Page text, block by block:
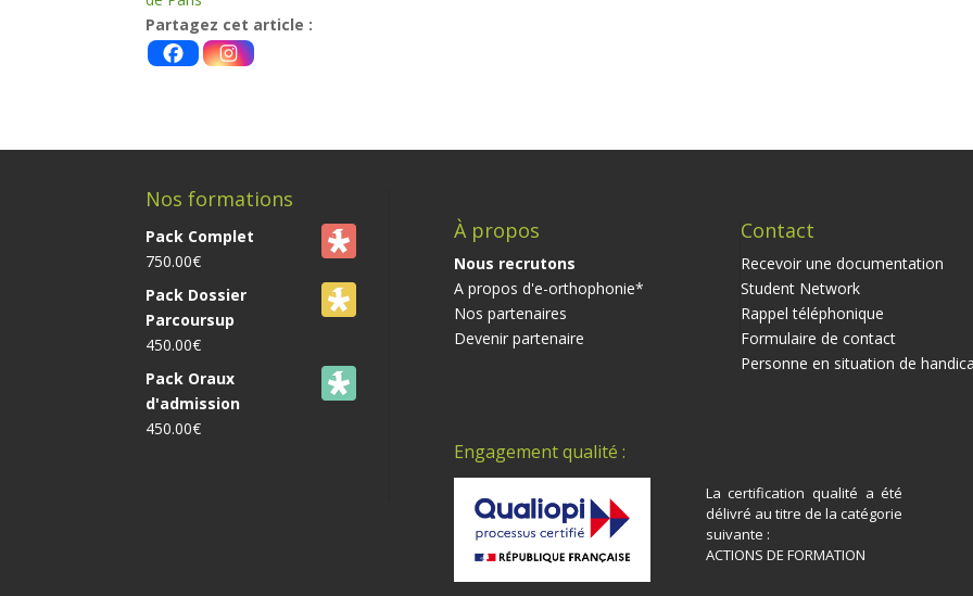
Partagez cet article :
Nos formations
Pack Complet
750.00€
Pack Dossier
Parcoursup
450.00€
Pack Oraux
d'admission
450.00€
À propos
Nous recrutons
A propos d'e-orthophonie*
Nos partenaires
Devenir partenaire
Contact
Recevoir une documentation
Student Network
Rappel téléphonique
Formulaire de contact
Personne en situation de
Engagement qualité :
La certification qualité a été
délivré au titre de la catégorie
suivante :
ACTIONS DE FORMATION